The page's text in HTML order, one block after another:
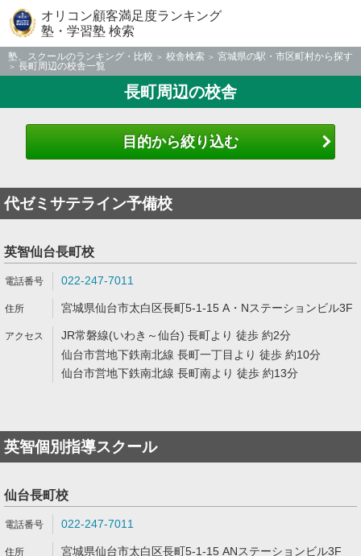
オリコン顧客満足度ランキング
塾・学習塾 検索
塾、スクールのランキング・比較 校舎検索
宮城県の駅・市区町村から探す
長町周辺の校舎一覧
長町周辺の校舎
目的から絞り込む
代ゼミサテライン予備校
英智仙台長町校
022-247-7011
宮城県仙台市太白区長町5-1-15 A・Nステーションビル3F
JR常磐線(いわき～仙台) 長町より 徒歩 約2分
仙台市営地下鉄南北線 長町一丁目より 徒歩 約10分
仙台市営地下鉄南北線 長町南より 徒歩 約13分
英智個別指導スクール
仙台長町校
022-247-7011
宮城県仙台市太白区長町5-1-15 ANステーションビル3F